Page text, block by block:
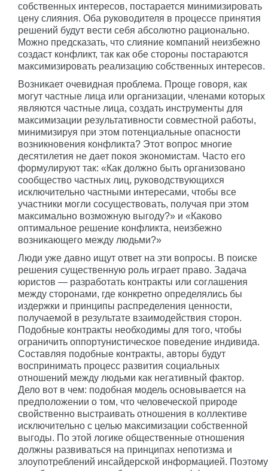
собственных интересов, постарается минимизировать
цену слияния. Оба руководителя в процессе принятия
решений будут вести себя абсолютно рационально.
Можно предсказать, что слияние компаний неизбежно
создаст конфликт, так как обе стороны постараются
максимизировать реализацию собственных интересов.
Возникает очевидная проблема. Проще говоря, как
могут частные лица или организации, членами которых
являются частные лица, создать инструменты для
максимизации результативности совместной работы,
минимизируя при этом потенциальные опасности
возникновения конфликта? Этот вопрос многие
десятилетия не дает покоя экономистам. Часто его
формулируют так: «Как должно быть организовано
сообщество частных лиц, руководствующихся
исключительно частными интересами, чтобы все
участники могли сосуществовать, получая при этом
максимально возможную выгоду?» и «Каково
оптимальное решение конфликта, неизбежно
возникающего между людьми?»
Люди уже давно ищут ответ на эти вопросы. В поиске
решения существенную роль играет право. Задача
юристов — разработать контракты или соглашения
между сторонами, где конкретно определялись бы
издержки и принципы распределения ценности,
получаемой в результате взаимодействия сторон.
Подобные контракты необходимы для того, чтобы
ограничить оппортунистическое поведение индивида.
Составляя подобные контракты, авторы будут
воспринимать процесс развития социальных
отношений между людьми как негативный фактор.
Дело вот в чем: подобная модель основывается на
предположении о том, что человеческой природе
свойственно выстраивать отношения в коллективе
исключительно с целью максимизации собственной
выгоды. По этой логике общественные отношения
должны развиваться на принципах непотизма и
злоупотреблений инсайдерской информацией. Поэтому